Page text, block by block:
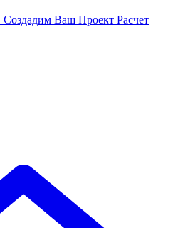
Создадим Ваш Проект Расчет